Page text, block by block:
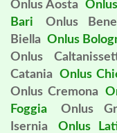
Onlus Aosta
Bari
Onlus
Biella Onlus
Onlus
Catania
Onlus
Onlus Cremona
Foggia
Onlus
Isernia
Onlus